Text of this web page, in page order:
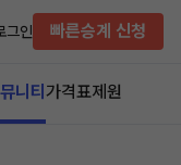
그인 빠른승계 신청
니티 가격표제원